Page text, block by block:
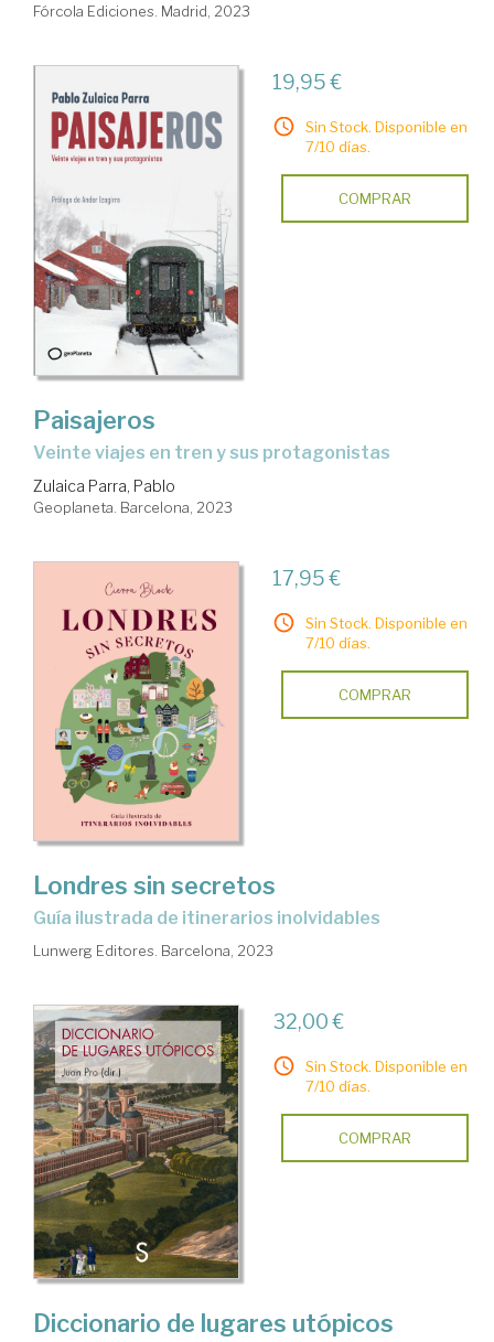
Fórcola Ediciones. Madrid, 2023
19,95 €
Sin Stock. Disponible en
7/10 días.
COMPRAR
Paisajeros
Veinte viajes en tren y sus protagonistas
Zulaica Parra, Pablo
Geoplaneta. Barcelona, 2023
17,95 €
Sin Stock. Disponible en
7/10 días.
COMPRAR
Londres sin secretos
guía ilustrada de itinerarios inolvidables
Lunwerg Editores. Barcelona, 2023
32,00 €
Sin Stock. Disponible en
7/10 días.
COMPRAR
Diccionario de lugares utópicos